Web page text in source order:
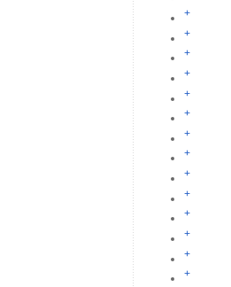
+
+
+
+
+
+
+
+
+
+
+
+
+
+